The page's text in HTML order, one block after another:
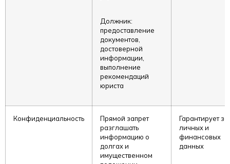
Должник:
предоставление
документов,
достоверной
информации,
выполнение
рекомендаций
юриста
Конфиденциальность
Прямой запрет
разглашать
информацию о
долгах и
имущественном
Гарантирует
личных и
финансовых
данных